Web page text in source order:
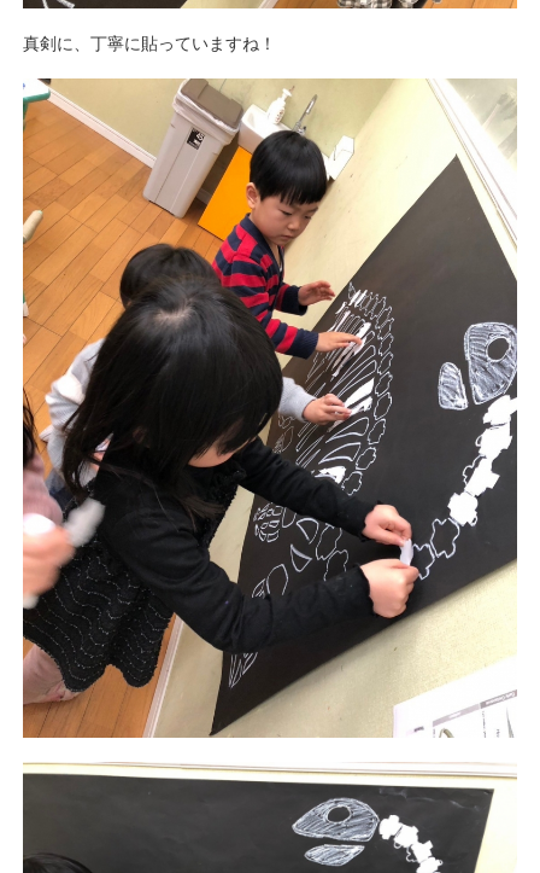
真剣に、丁寧に貼っていますね！